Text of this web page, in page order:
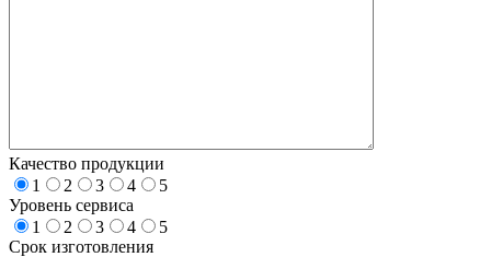
Качество продукции
1
2 3 4
5
Уровень сервиса
1
2 3 4
5
Срок изготовления